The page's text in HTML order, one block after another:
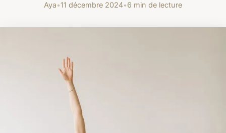
Aya•11 décembre 2024•6 min de lecture